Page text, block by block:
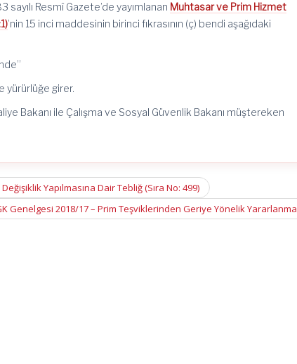
sayılı Resmî Gazete’de yayımlanan Muhtasar ve Prim Hizmet
’nin 15 inci maddesinin birinci fıkrasının (ç) bendi aşağıdaki
yürürlüğe girer.
Bakanı ile Çalışma ve Sosyal Güvenlik Bakanı müştereken
Yapılmasına Dair Tebliğ (Sıra No: 499)
Genelgesi 2018/17 – Prim Teşviklerinden Geriye Yönelik Yararlanma